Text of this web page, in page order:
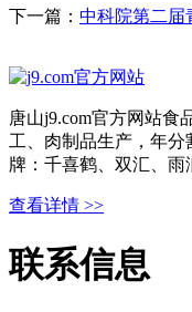
下一篇： 中科院第二届
唐山j9.com官方网站食
工、肉制品生产，年分
牌：千喜鹤、双汇、雨
查看详情 >>
联系信息